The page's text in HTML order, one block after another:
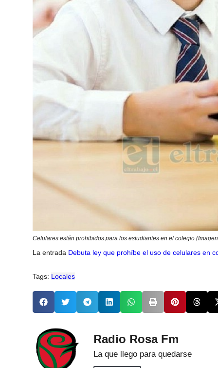
Celulares están prohibidos para los estudiantes en el colegio
La entrada Debuta ley que prohíbe el uso de celulares en
Tags: Locales
Radio Rosa Fm
La que llego para quedarse